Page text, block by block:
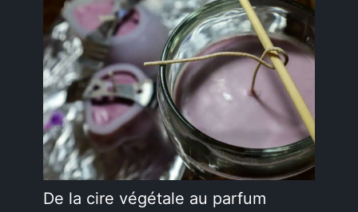
De la cire végétale au parfum